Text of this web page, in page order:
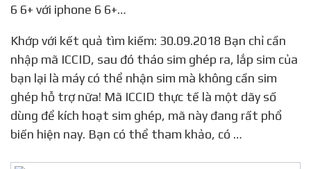
6 6+ với iphone 6 6+…
Khớp với kết quả tìm kiếm: 30.09.2018 Bạn chỉ cần
nhập mã ICCID, sau đó tháo sim ghép ra, lắp sim của
bạn lại là máy có thể nhận sim mà không cần sim
ghép hỗ trợ nữa! Mã ICCID thực tế là một dãy số
dùng để kích hoạt sim ghép, mã này đang rất phổ
biến hiện nay. Bạn có thể tham khảo, có …